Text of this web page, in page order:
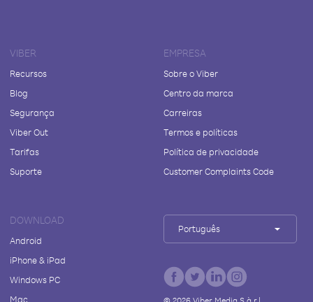
VIBER
Recursos
Blog
Segurança
Viber Out
Tarifas
Suporte
EMPRESA
Sobre o Viber
Centro da marca
Carreiras
Termos e políticas
Política de privacidade
Customer Complaints Code
DOWNLOAD
Android
iPhone & iPad
Windows PC
Mac
Português